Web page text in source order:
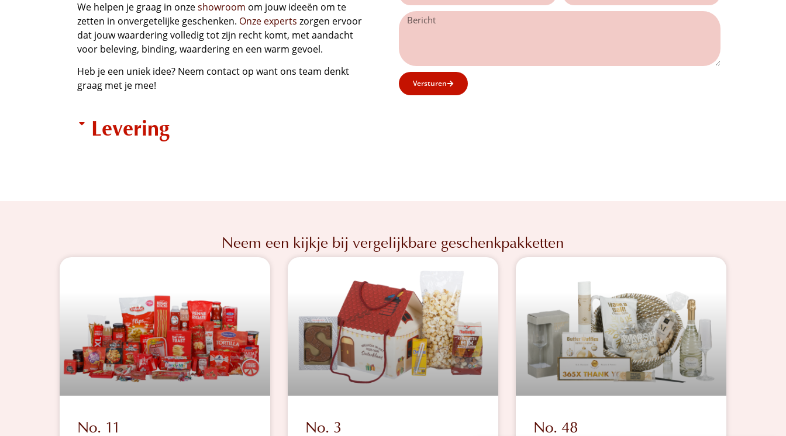
We helpen je graag in onzeshowroom om jouw ideeën om te
zetten in onvergetelijke geschenken. Onze experts zorgen ervoor
dat jouw waardering volledig tot zijn recht komt, met aandacht
voor beleving, binding, waardering en een warm gevoel.
Heb je een uniek idee? Neem contact op want ons team denkt
graag met je mee!
Levering
Versturen
Neem een kijkje bij vergelijkbare geschenkpakketten
No. 11 No. 3 No. 48